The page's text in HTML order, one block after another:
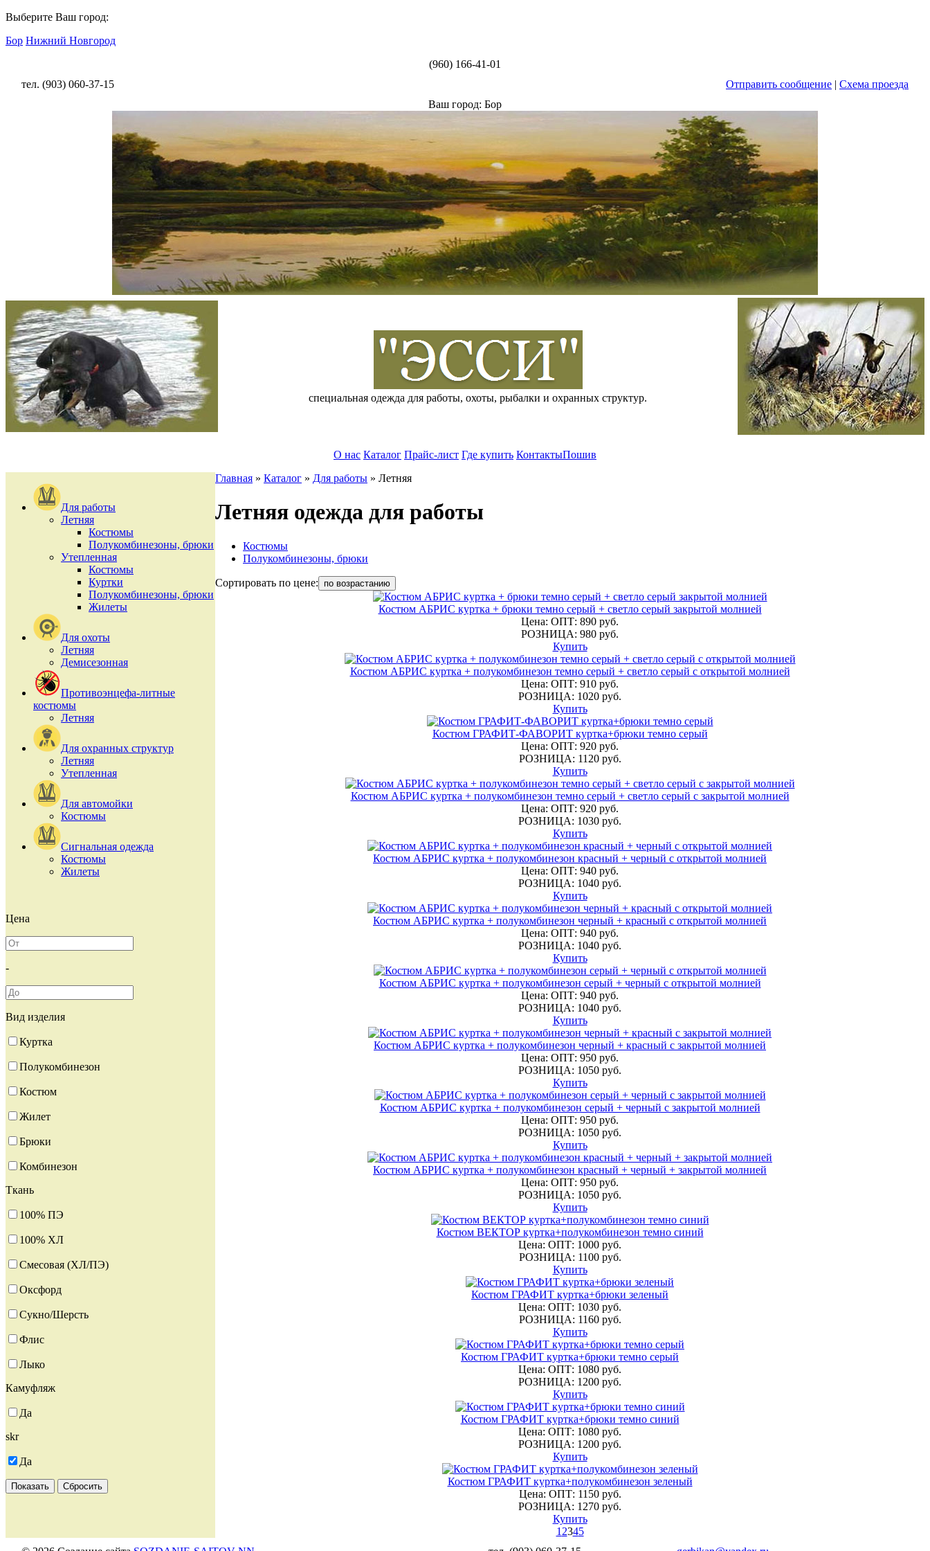
Выберите Ваш город:
Бор Нижний Новгород
(960) 166-41-01
тел. (903) 060-37-15
Отправить сообщение | Схема проезда
Ваш город: Бор
специальная одежда для работы, охоты, рыбалки и охранных структур.
О нас Каталог Прайс-лист Где купить КонтактыПошив
Для работы
Летняя
Костюмы
Полукомбинезоны, брюки
Утепленная
Костюмы
Куртки
Полукомбинезоны, брюки
Жилеты
Для охоты
Летняя
Демисезонная
Противоэнцефа-литные
костюмы
Летняя
Для охранных структур
Летняя
Утепленная
Для автомойки
Костюмы
Сигнальная одежда
Костюмы
Жилеты
Цена
-
Вид изделия
Куртка
Полукомбинезон
Костюм
Жилет
Брюки
Комбинезон
Ткань
100% ПЭ
100% ХЛ
Смесовая (ХЛ/ПЭ)
Оксфорд
Сукно/Шерсть
Флис
Лыко
Камуфляж
Да
skr
Да
Показать Сбросить
Главная » Каталог » Для работы » Летняя
Летняя одежда для работы
Костюмы
Полукомбинезоны, брюки
Сортировать по цене: по возрастанию
Костюм АБРИС куртка + брюки темно серый + светло серый закрытой молнией
Цена: ОПТ: 890 руб.
РОЗНИЦА: 980 руб.
Купить
Костюм АБРИС куртка + полукомбинезон темно серый + светло серый с открытой молнией
Цена: ОПТ: 910 руб.
РОЗНИЦА: 1020 руб.
Купить
Костюм ГРАФИТ-ФАВОРИТ куртка+брюки темно серый
Цена: ОПТ: 920 руб.
РОЗНИЦА: 1120 руб.
Купить
Костюм АБРИС куртка + полукомбинезон темно серый + светло серый с закрытой молнией
Цена: ОПТ: 920 руб.
РОЗНИЦА: 1030 руб.
Купить
Костюм АБРИС куртка + полукомбинезон красный + черный с открытой молнией
Цена: ОПТ: 940 руб.
РОЗНИЦА: 1040 руб.
Купить
Костюм АБРИС куртка + полукомбинезон черный + красный с открытой молнией
Цена: ОПТ: 940 руб.
РОЗНИЦА: 1040 руб.
Купить
Костюм АБРИС куртка + полукомбинезон серый + черный с открытой молнией
Цена: ОПТ: 940 руб.
РОЗНИЦА: 1040 руб.
Купить
Костюм АБРИС куртка + полукомбинезон черный + красный с закрытой молнией
Цена: ОПТ: 950 руб.
РОЗНИЦА: 1050 руб.
Купить
Костюм АБРИС куртка + полукомбинезон серый + черный с закрытой молнией
Цена: ОПТ: 950 руб.
РОЗНИЦА: 1050 руб.
Купить
Костюм АБРИС куртка + полукомбинезон красный + черный + закрытой молнией
Цена: ОПТ: 950 руб.
РОЗНИЦА: 1050 руб.
Купить
Костюм ВЕКТОР куртка+полукомбинезон темно синий
Цена: ОПТ: 1000 руб.
РОЗНИЦА: 1100 руб.
Купить
Костюм ГРАФИТ куртка+брюки зеленый
Цена: ОПТ: 1030 руб.
РОЗНИЦА: 1160 руб.
Купить
Костюм ГРАФИТ куртка+брюки темно серый
Цена: ОПТ: 1080 руб.
РОЗНИЦА: 1200 руб.
Купить
Костюм ГРАФИТ куртка+брюки темно синий
Цена: ОПТ: 1080 руб.
РОЗНИЦА: 1200 руб.
Купить
Костюм ГРАФИТ куртка+полукомбинезон зеленый
Цена: ОПТ: 1150 руб.
РОЗНИЦА: 1270 руб.
Купить
1 2345